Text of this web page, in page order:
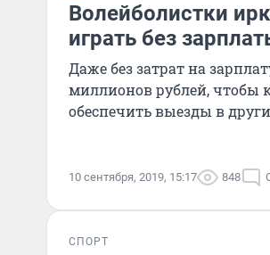
Волейболистки
играть без
Даже без затрат на
миллионов рублей, чтобы
обеспечить выезды в
10 сентября, 2019, 15:17 848
СПОРТ